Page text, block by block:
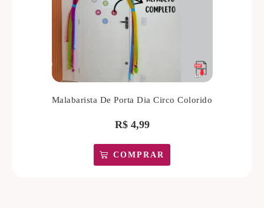
Malabarista De Porta Dia Circo Colorido
R$4,99
COMPRAR